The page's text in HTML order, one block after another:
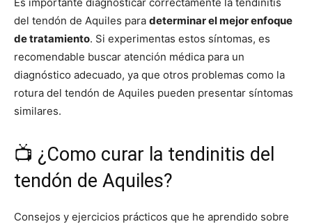
del tendón de Aquiles para determinar el mejor enfoque
de tratamiento. Si experimentas estos síntomas, es
recomendable buscar atención médica para un
diagnóstico adecuado, ya que otros problemas como la
rotura del tendón de Aquiles pueden presentar síntomas
similares.
📺 ¿Como curar la tendinitis del
tendón de Aquiles?
Consejos y ejercicios prácticos que he aprendido sobre